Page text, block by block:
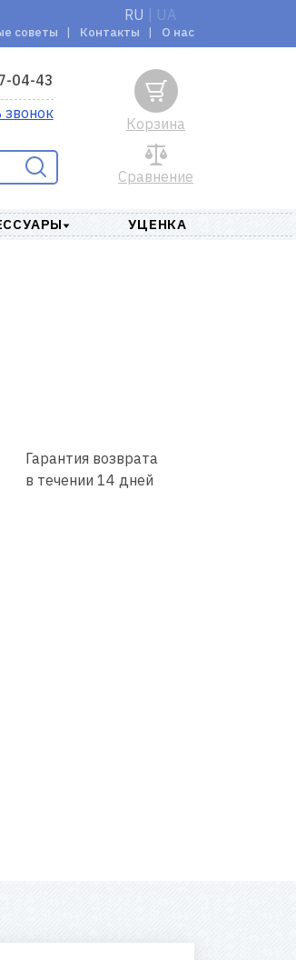
RU UA
советы Контакты О нас
04-43
звонок
Сравнение
Корзина
УЦЕНКА
Гарантия возврата
в течении 14 дней